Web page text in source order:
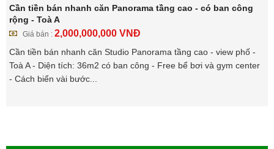
Cần tiền bán nhanh căn Panorama tầng cao - có ban công
rộng - Toà A
Giá bán : 2,000,000,000 VNĐ
Cần tiền bán nhanh căn Studio Panorama tầng cao - view phố -
Toà A - Diện tích: 36m2 có ban công - Free bể bơi và gym center
- Cách biển vài bước...